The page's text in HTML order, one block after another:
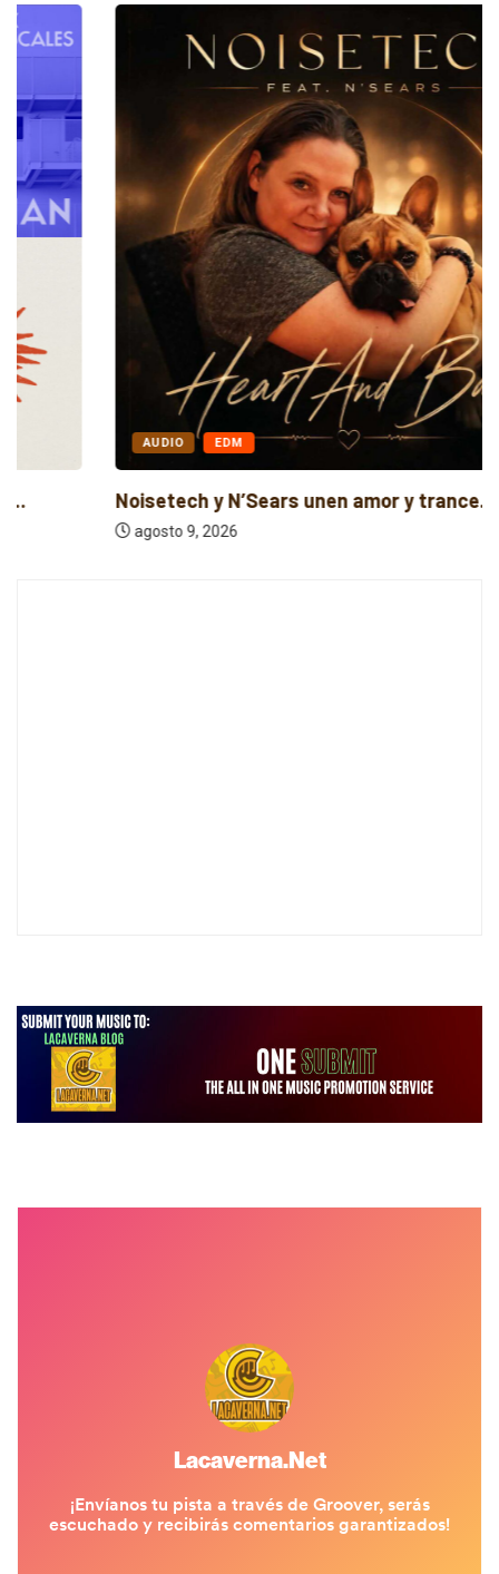
EDM
Noisetech y N’Sears unen amor y trance...
agosto 9, 2026